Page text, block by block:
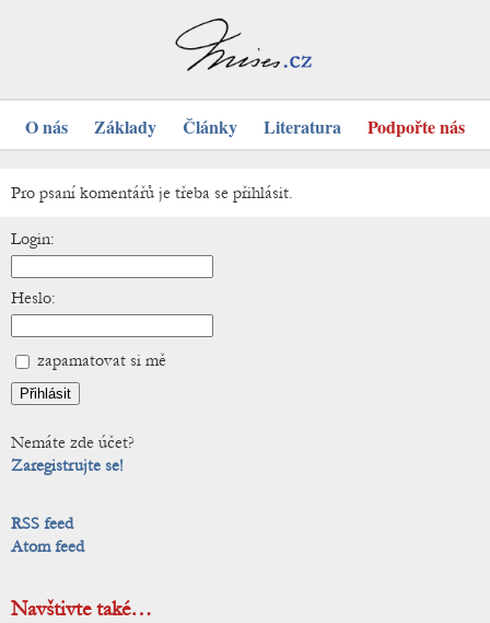
O nás Základy Články Literatura Podpořte nás
Pro psaní komentářů je třeba se přihlásit.
Login:
Heslo:
zapamatovat si mě
Nemáte zde účet?
Zaregistrujte se!
RSS feed
Atom feed
Navštivte také…